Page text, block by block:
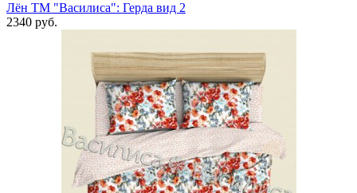
Лён ТМ "Василиса": Герда вид 2
2340 руб.